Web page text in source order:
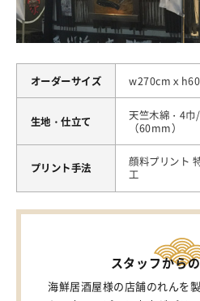
オーダーサイズ w270cmｘ
生地・仕立て
天竺木綿・4
（60mm）
プリント手法
顔料プリント
工
スタッフから
海鮮居酒屋様の店舗のれんを